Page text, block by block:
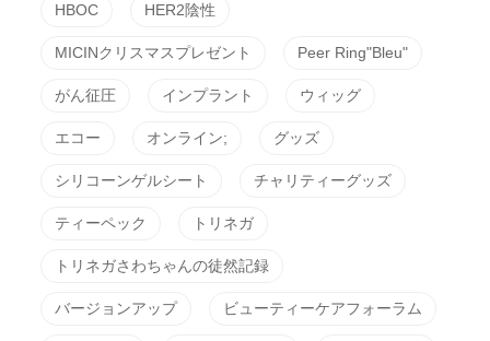
HBOC HER2陰性
MICINクリスマスプレゼント Peer Ring"Bleu"
がん征圧 インプラント ウィッグ
エコー オンライン; グッズ
シリコーンゲルシート チャリティーグッズ
ティーペック トリネガ
トリネガさわちゃんの徒然記録
バージョンアップ ビューティーケアフォーラム